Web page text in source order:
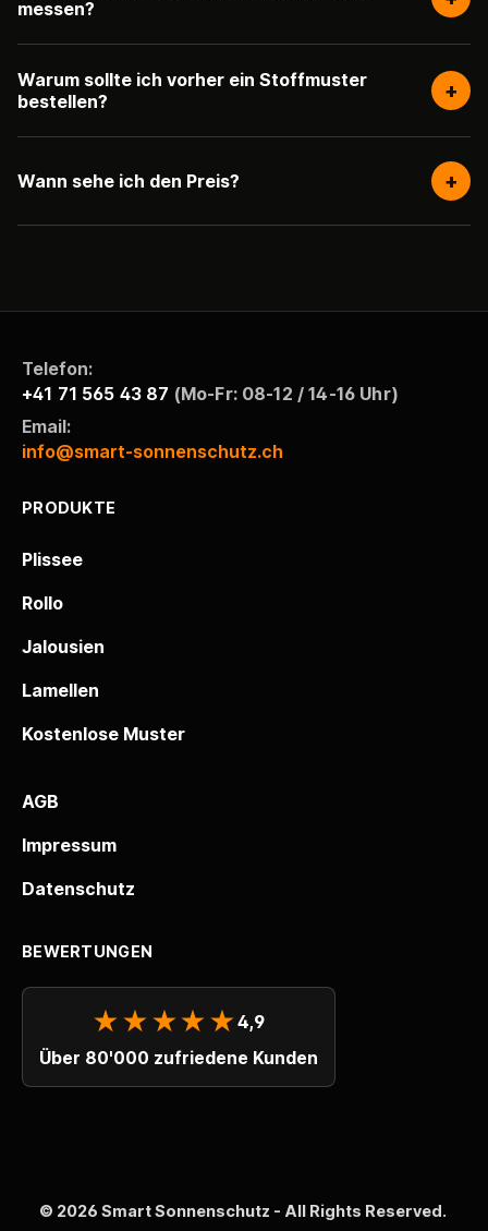
messen?
Warum sollte ich vorher ein Stoffmuster
bestellen?
+
Wann sehe ich den Preis? +
Telefon:
+41 71 565 43 87 (Mo-Fr: 08-12 / 14-16 Uhr)
Email:
info@smart-sonnenschutz.ch
PRODUKTE
Plissee
Rollo
Jalousien
Lamellen
Kostenlose Muster
AGB
Impressum
Datenschutz
BEWERTUNGEN
★★★★★4,9
Über 80'000 zufriedene Kunden
© 2026 Smart Sonnenschutz - All Rights Reserved.